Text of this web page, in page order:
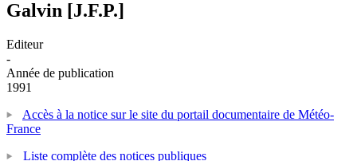
Galvin [J.F.P.]
Editeur
-
Année de publication
1991
Accès à la notice sur le site du portail documentaire de Météo-
France
Liste complète des notices publiques